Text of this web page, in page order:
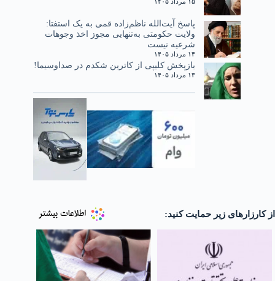
پاسخ آیت‌الله ناظم‌زاده قمی به یک استفتا:
ولایت حکومتی به‌تنهایی مجوز اخذ وجوهات
شرعیه نیست
۱۴ مرداد ۱۴۰۵
بازپخش کلیپی از کاترین شکدم در صداوسیما!
۱۳ مرداد ۱۴۰۵
از کارزارهای زیر حمایت کنید: